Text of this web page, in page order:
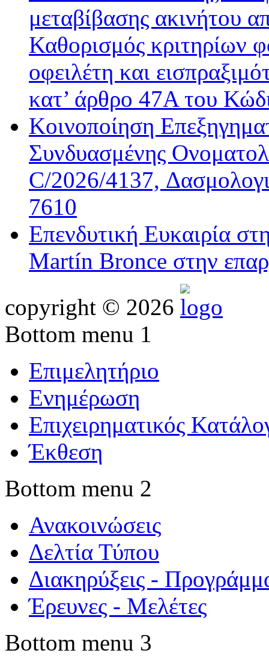
μεταβίβασης ακινήτου
Καθορισμός κριτηρίων
οφειλέτη και
κατ’ άρθρο 47Α του
Κοινοποίηση
Συνδυασμένης
C/2026/4137,
7610
Επενδυτική Ευκαιρία
Martín Bronce στην
copyright © 2026
Bottom menu 1
Επιμελητήριο
Ενημέρωση
Επιχειρηματικός
Έκθεση
Bottom menu 2
Ανακοινώσεις
Δελτία Τύπου
Διακηρύξεις -
Έρευνες - Μελέτες
Bottom menu 3